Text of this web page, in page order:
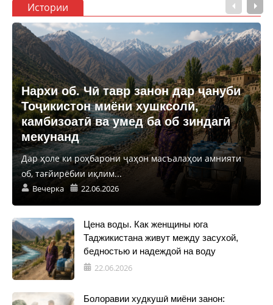
Истории
Нархи об. Чӣ тавр занон дар ҷануби
Тоҷикистон миёни хушксолӣ,
камбизоатӣ ва умед ба об зиндагӣ
мекунанд
Дар ҳоле ки роҳбарони ҷаҳон масъалаҳои амнияти
об, тағйирёбии иқлим...
Вечерка 22.06.2026
Цена воды. Как женщины юга
Таджикистана живут между засухой,
бедностью и надеждой на воду
22.06.2026
Болоравии худкушӣ миёни занон: